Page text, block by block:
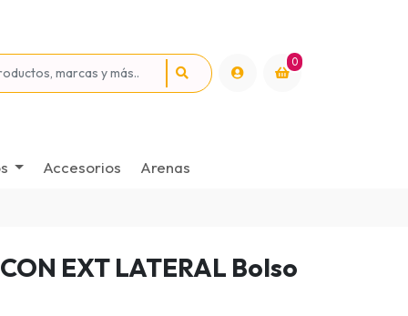
0
Accesorios Arenas
EXT LATERAL Bolso